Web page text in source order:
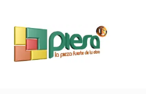
contenido